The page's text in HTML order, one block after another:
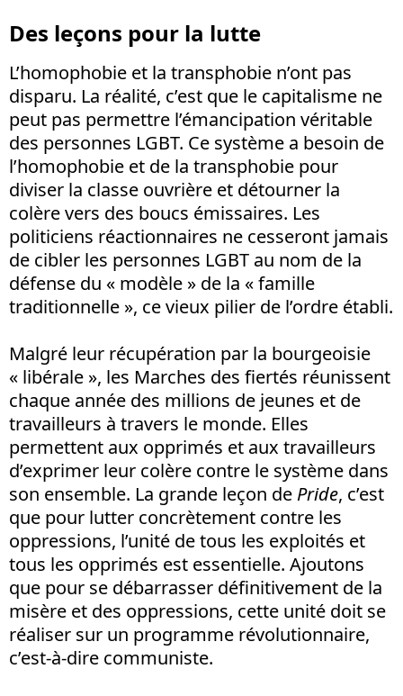
Des leçons pour la lutte
L’homophobie et la transphobie n’ont pas
disparu. La réalité, c’est que le capitalisme ne
peut pas permettre l’émancipation véritable
des personnes LGBT. Ce système a besoin de
l’homophobie et de la transphobie pour
diviser la classe ouvrière et détourner la
colère vers des boucs émissaires. Les
politiciens réactionnaires ne cesseront jamais
de cibler les personnes LGBT au nom de la
défense du « modèle » de la « famille
traditionnelle », ce vieux pilier de l’ordre établi.
Malgré leur récupération par la bourgeoisie
« libérale », les Marches des fiertés réunissent
chaque année des millions de jeunes et de
travailleurs à travers le monde. Elles
permettent aux opprimés et aux travailleurs
d’exprimer leur colère contre le système dans
son ensemble. La grande leçon de Pride, c’est
que pour lutter concrètement contre les
oppressions, l’unité de tous les exploités et
tous les opprimés est essentielle. Ajoutons
que pour se débarrasser définitivement de la
misère et des oppressions, cette unité doit se
réaliser sur un programme révolutionnaire,
c’est-à-dire communiste.